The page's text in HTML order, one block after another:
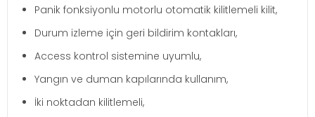
Panik fonksiyonlu motorlu otomatik kilitlemeli kilit,
Durum izleme için geri bildirim kontakları,
Access kontrol sistemine uyumlu,
Yangın ve duman kapılarında kullanım,
İki noktadan kilitlemeli,